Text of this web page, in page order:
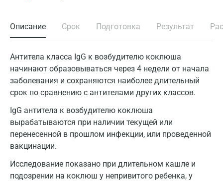
Описание Срок Подготовка Результат
Антитела класса IgG к возбудителю коклюша
начинают образовываться через 4 недели от начала
заболевания и сохраняются наиболее длительный
срок по сравнению с антителами других классов.
IgG антитела к возбудителю коклюша
вырабатываются при наличии текущей или
перенесенной в прошлом инфекции, или проведенной
вакцинации.
Исследование показано при длительном кашле и
подозрении на коклюш у непривитого ребенка, у